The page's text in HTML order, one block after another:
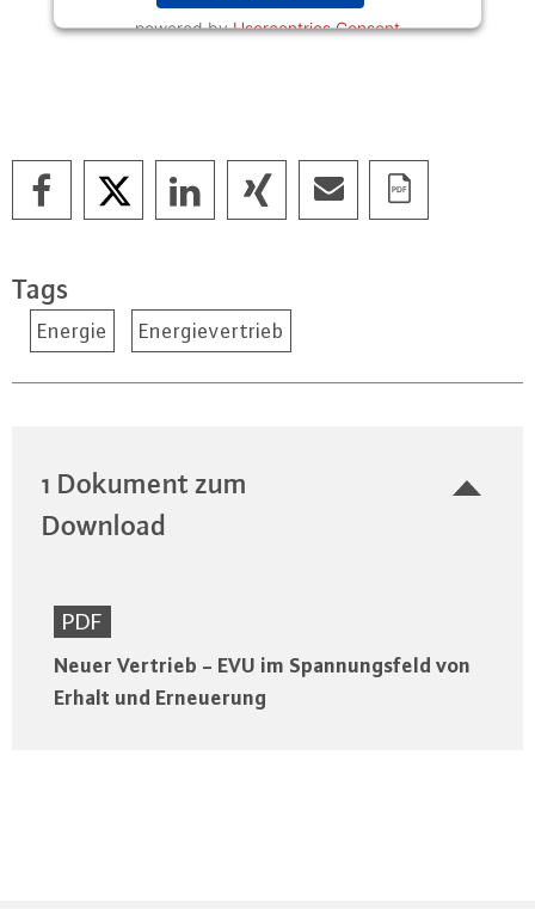
powered byUsercentrics Consent
Tags
Energie Energievertrieb
1 Dokument zum
Download
PDF
Neuer Vertrieb - EVU im Spannungsfeld von
Erhalt und Erneuerung